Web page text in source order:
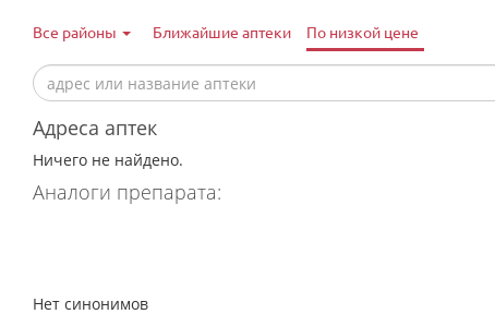
Все районы Ближайшие аптеки По низкой цене
Адреса аптек
Ничего не найдено.
Аналоги препарата:
Нет синонимов